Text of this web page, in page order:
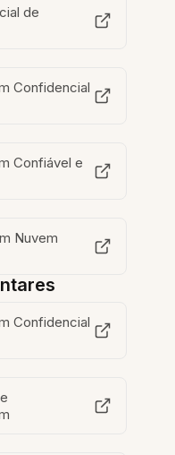
de
Confidencial
Confiável e
Nuvem
Confidencial